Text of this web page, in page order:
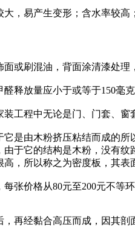
易产生变形；含水率较高
刷混油，背面涂清漆处理
释放量应小于或等于150毫克
程中无论是门、门套、窗
由木粉挤压粘结而成的所
于它的结构是木粉，没有
，所以称之为密度板，其表
张价格从80元至200元不等
经黏合高压而成，因其剖